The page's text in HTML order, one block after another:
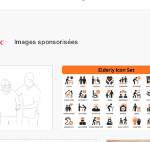
Images sponsorisées